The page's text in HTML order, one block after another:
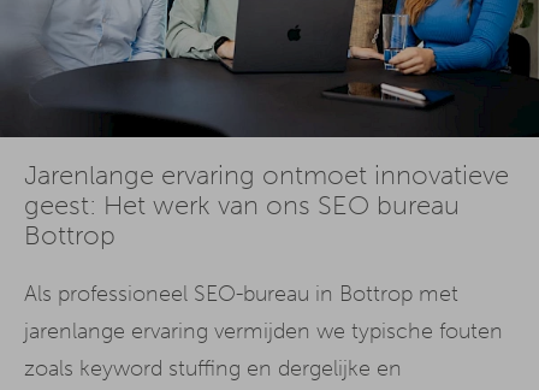
Jarenlange ervaring ontmoet innovatieve
geest: Het werk van ons SEO bureau
Bottrop
Als professioneel SEO-bureau in Bottrop met
jarenlange ervaring vermijden we typische fouten
zoals keyword stuffing en dergelijke en